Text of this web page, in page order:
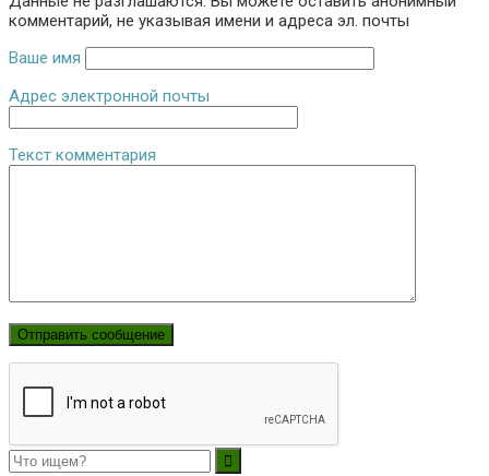
комментарий, не указывая имени и адреса эл. почты
Ваше имя
Адрес электронной почты
Текст комментария